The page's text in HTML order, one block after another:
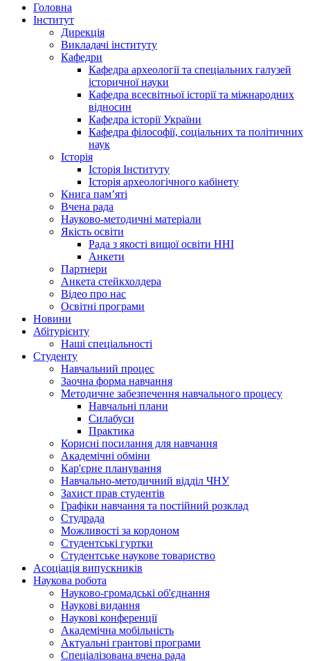
Головна
Інститут
Дирекція
Викладачі інституту
Кафедри
Кафедра археології та спеціальних галузей
історичної науки
Кафедра всесвітньої історії та міжнародних
відносин
Кафедра історії України
Кафедра філософії, соціальних та політичних
наук
Історія
Історія Інституту
Історія археологічного кабінету
Книга памʼяті
Вчена рада
Науково-методичні матеріали
Якість освіти
Рада з якості вищої освіти ННІ
Анкети
Партнери
Анкета стейкхолдера
Відео про нас
Освітні програми
Hовини
Абітурієнту
Наші спеціальності
Студенту
Навчальний процес
Заочна форма навчання
Методичне забезпечення навчального процесу
Навчальні плани
Силабуси
Практика
Корисні посилання для навчання
Академічні обміни
Кар'єрне планування
Навчально-методичний відділ ЧНУ
Захист прав студентів
Графіки навчання та постійний розклад
Студрада
Можливості за кордоном
Студентські гуртки
Студентське наукове товариство
Асоціація випускників
Наукова робота
Науково-громадські об'єднання
Наукові видання
Наукові конференції
Академічна мобільність
Актуальні грантові програми
Спеціалізована вчена рада